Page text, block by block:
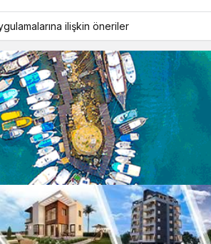
ilişkin öneriler